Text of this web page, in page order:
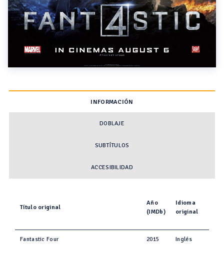
INFORMACIÓN
DOBLAJE
SUBTÍTULOS
ACCESIBILIDAD
Título original
Año
(IMDb)
Idioma
original
Fantastic Four 2015 Inglés